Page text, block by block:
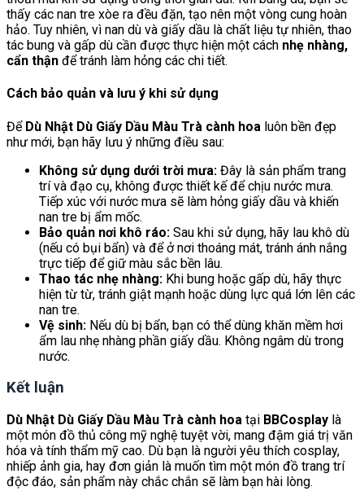
thấy các nan tre xòe ra đều đặn, tạo nên một vòng cung hoàn
hảo. Tuy nhiên, vì nan dù và giấy dầu là chất liệu tự nhiên, thao
tác bung và gấp dù cần được thực hiện một cách nhẹ nhàng,
cẩn thận để tránh làm hỏng các chi tiết.
Cách bảo quản và lưu ý khi sử dụng
Để Dù Nhật Dù Giấy Dầu Màu Trà cành hoa luôn bền đẹp
như mới, bạn hãy lưu ý những điều sau:
Không sử dụng dưới trời mưa: Đây là sản phẩm trang
trí và đạo cụ, không được thiết kế để chịu nước mưa.
Tiếp xúc với nước mưa sẽ làm hỏng giấy dầu và khiến
nan tre bị ẩm mốc.
Bảo quản nơi khô ráo: Sau khi sử dụng, hãy lau khô dù
(nếu có bụi bẩn) và để ở nơi thoáng mát, tránh ánh nắng
trực tiếp để giữ màu sắc bền lâu.
Thao tác nhẹ nhàng: Khi bung hoặc gấp dù, hãy thực
hiện từ từ, tránh giật mạnh hoặc dùng lực quá lớn lên các
nan tre.
Vệ sinh: Nếu dù bị bẩn, bạn có thể dùng khăn mềm hơi
ẩm lau nhẹ nhàng phần giấy dầu. Không ngâm dù trong
nước.
Kết luận
Dù Nhật Dù Giấy Dầu Màu Trà cành hoa tại BBCosplay là
một món đồ thủ công mỹ nghệ tuyệt vời, mang đậm giá trị văn
hóa và tính thẩm mỹ cao. Dù bạn là người yêu thích cosplay,
nhiếp ảnh gia, hay đơn giản là muốn tìm một món đồ trang trí
độc đáo, sản phẩm này chắc chắn sẽ làm bạn hài lòng.